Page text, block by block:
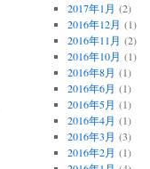
2017年1月 (2)
2016年12月 (1)
2016年11月 (2)
2016年10月 (1)
2016年8月 (1)
2016年6月 (1)
2016年5月 (1)
2016年4月 (1)
2016年3月 (3)
2016年2月 (1)